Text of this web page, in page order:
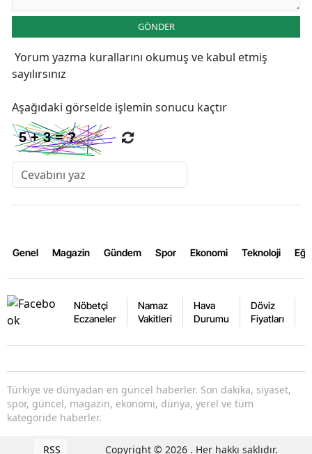
GÖNDER
Yorum yazma kurallarını okumuş ve kabul etmiş
sayılırsınız
Aşağıdaki görselde işlemin sonucu kaçtır
Genel Magazin Gündem Spor Ekonomi Teknoloji
Nöbetçi
Eczaneler
Namaz
Vakitleri
Hava
Durumu
Döviz
Fiyatları
Türkiye ve dünyadan en güncel haberler. Son dakika, siyaset,
spor, güncel, magazin, ekonomi, dünya, yerel ve tüm
kategoride haberler.
RSS Copyright © 2026 . Her hakkı saklıdır.